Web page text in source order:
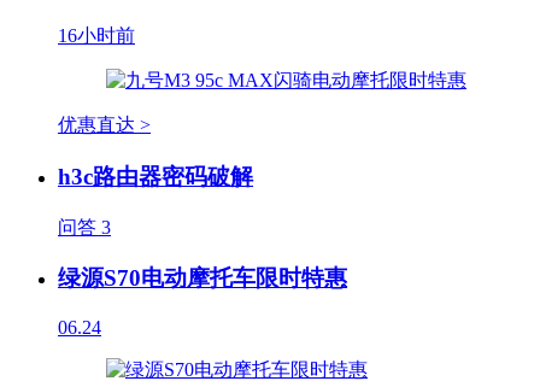
16小时前
优惠直达 >
h3c路由器密码破解
问答 3
绿源S70电动摩托车限时特惠
06.24